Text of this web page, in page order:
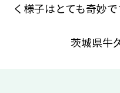
く様子はとても奇妙で
茨城県牛